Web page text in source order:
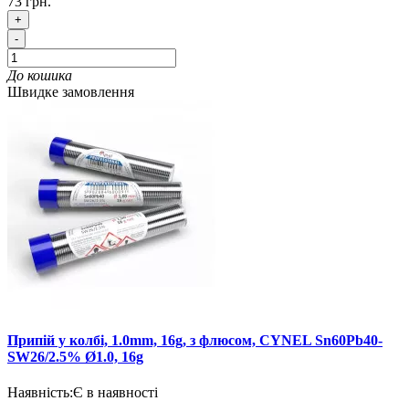
+
-
До кошика
Швидке замовлення
Припій у колбі, 1.0mm, 16g, з флюсом, CYNEL Sn60Pb40-
SW26/2.5% Ø1.0, 16g
Наявність:Є в наявності